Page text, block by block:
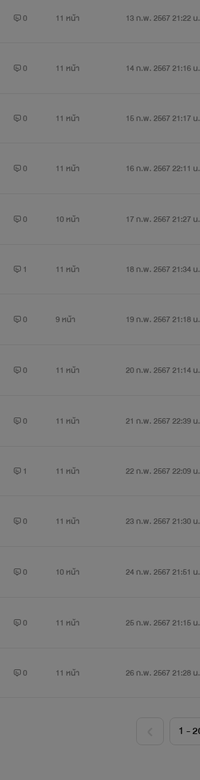
0 11 หน้า 13 ก.พ. 2567 21:22 น.
0 11 หน้า 14 ก.พ. 2567 21:16 น.
0 11 หน้า 15 ก.พ. 2567 21:17 น.
0 11 หน้า 16 ก.พ. 2567 22:11 น.
0 10 หน้า 17 ก.พ. 2567 21:27 น.
1 11 หน้า 18 ก.พ. 2567 21:34 น.
0 9 หน้า 19 ก.พ. 2567 21:18 น.
0 11 หน้า 20 ก.พ. 2567 21:14 น.
0 11 หน้า 21 ก.พ. 2567 22:39 น.
1 11 หน้า 22 ก.พ. 2567 22:09 น.
0 11 หน้า 23 ก.พ. 2567 21:30 น.
0 10 หน้า 24 ก.พ. 2567 21:51 น.
0 11 หน้า 25 ก.พ. 2567 21:15 น.
0 11 หน้า 26 ก.พ. 2567 21:28 น.